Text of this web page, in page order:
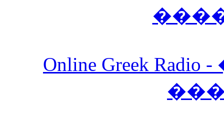
Online Greek